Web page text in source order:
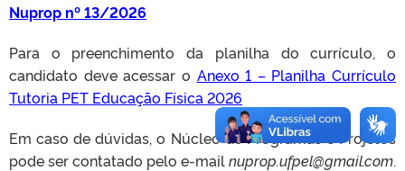
Nuprop nº 13/2026
Para o preenchimento da planilha do currículo, o
candidato deve acessar o Anexo 1 – Planilha Currículo
Tutoria PET Educação Física 2026
Em caso de dúvidas, o Núcleo de Programas e Projetos
pode ser contatado pelo e-mailnuprop.ufpel@gmail.com.